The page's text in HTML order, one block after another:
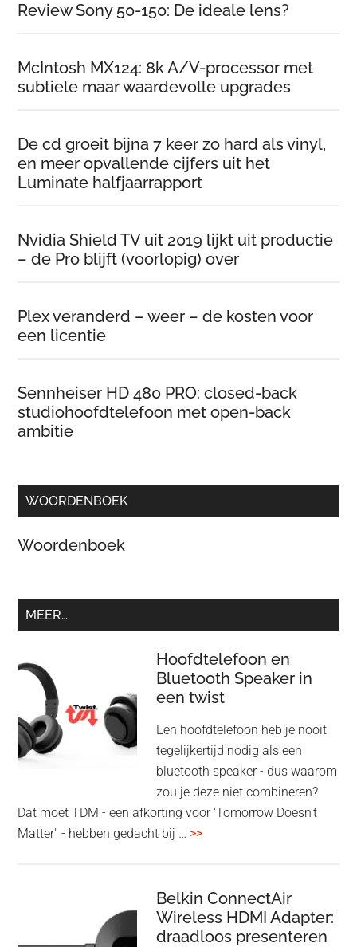
Review Sony 50-150: De ideale lens?
McIntosh MX124: 8k A/V-processor met
subtiele maar waardevolle upgrades
De cd groeit bijna 7 keer zo hard als vinyl,
en meer opvallende cijfers uit het
Luminate halfjaarrapport
Nvidia Shield TV uit 2019 lijkt uit productie
– de Pro blijft (voorlopig) over
Plex veranderd – weer – de kosten voor
een licentie
Sennheiser HD 480 PRO: closed-back
studiohoofdtelefoon met open-back
ambitie
WOORDENBOEK
Woordenboek
MEER…
Hoofdtelefoon en
Bluetooth Speaker in
een twist
Een hoofdtelefoon heb je nooit
tegelijkertijd nodig als een
bluetooth speaker - dus waarom
zou je deze niet combineren?
Dat moet TDM - een afkorting voor 'Tomorrow Doesn't
Matter" - hebben gedacht bij … >>overHoofdtelefoon
Speaker
in
een
Belkin ConnectAir
Wireless HDMI Adapter:
draadloos presenteren